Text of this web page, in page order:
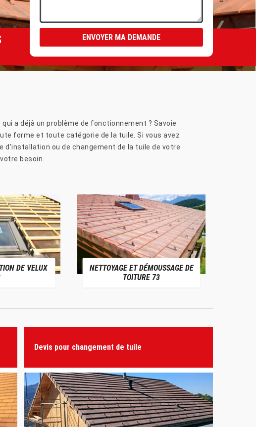
a déjà un problème de fonctionnement ? Savoie
forme et toute catégorie de la tuile. Si vous avez
ou de changement de la tuile de votre
besoin.
DE VELUX
NETTOYAGE ET DÉMOUSSAGE DE
TOITURE 73
Devis pour changement de tuile